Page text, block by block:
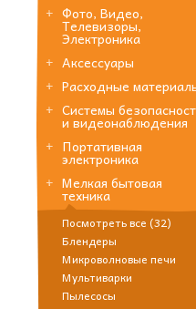
Фото, Видео,
Телевизоры,
Электроника
Аксессуары
Расходные
Системы
и видеонаблюдения
Портативная
электроника
Мелкая бытовая
техника
Посмотреть все (32)
Блендеры
Микроволновые печи
Мультиварки
Пылесосы